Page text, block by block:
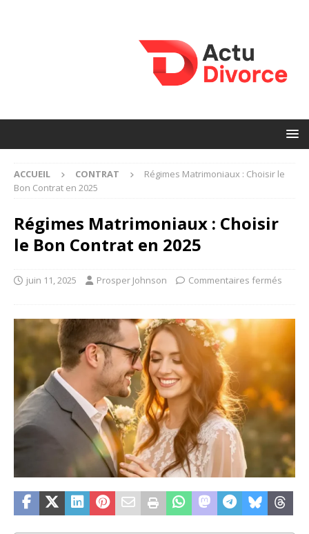
ACCUEIL CONTRAT
Régimes Matrimoniaux : Choisir le
Bon Contrat en 2025
Régimes Matrimoniaux : Choisir
le Bon Contrat en 2025
juin 11, 2025 Prosper Johnson Commentaires fermés